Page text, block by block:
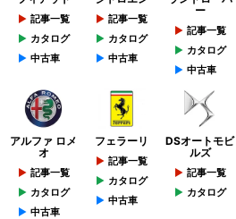
記事一覧
カタログ
中古車
記事一覧
カタログ
中古車
ー
記事一覧
カタログ
中古車
アルファ ロメ
オ
記事一覧
カタログ
中古車
フェラーリ
記事一覧
カタログ
中古車
DSオートモビ
ルズ
記事一覧
カタログ